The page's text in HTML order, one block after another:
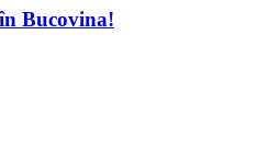
Bucovina!